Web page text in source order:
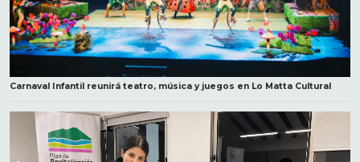
Carnaval Infantil reunirá teatro, música y juegos en Lo Matta Cultural